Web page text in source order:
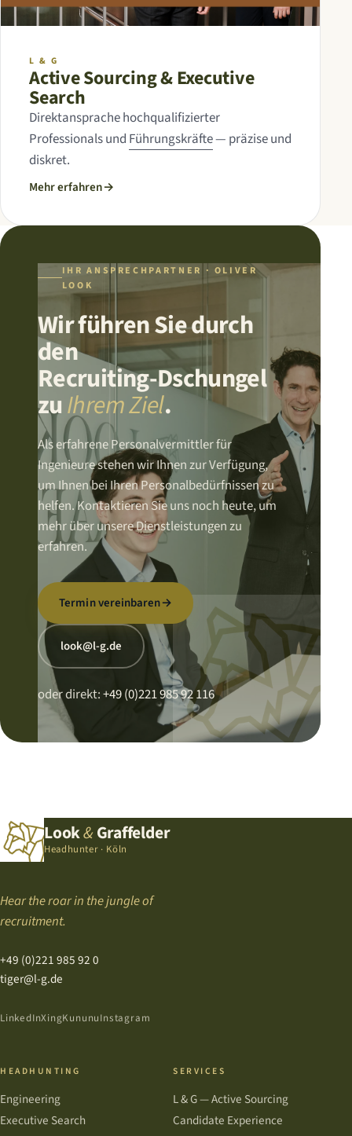
L & G
Active Sourcing & Executive
Search
Direktansprache hochqualifizierter
Professionals und Führungskräfte— präzise und
diskret.
Mehr erfahren→
IHR ANSPRECHPARTNER · OLIVER
LOOK
Wir führen Sie durch
den
Recruiting-Dschungel
zuIhrem Ziel.
Als erfahrene Personalvermittler für
Ingenieure stehen wir Ihnen zur Verfügung,
um Ihnen bei Ihren Personalbedürfnissen zu
helfen. Kontaktieren Sie uns noch heute, um
mehr über unsere Dienstleistungen zu
erfahren.
Termin vereinbaren→
look@l-g.de
oder direkt:+49 (0)221 985 92 116
Look&Graffelder
Headhunter · Köln
Hear the roar in the jungle of
recruitment.
+49 (0)221 985 92 0
tiger@l-g.de
LinkedInXingKununuInstagram
HEADHUNTING
Engineering
Executive Search
SERVICES
L & G — Active Sourcing
Candidate Experience